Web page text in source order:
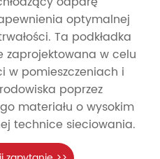
optymalnej
Ta podkładka
zaprojektowana w celu
w pomieszczeniach i
poprzez
materiału o wysokim
technice sieciowania.